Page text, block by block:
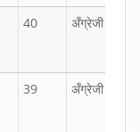
40 अँग्रेजी
39 अँग्रेजी